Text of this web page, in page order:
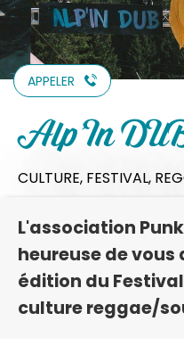
APPELER
Alp'In
CULTURE, FESTIVAL,
L'association
heureuse de vous
édition du
culture reggae/